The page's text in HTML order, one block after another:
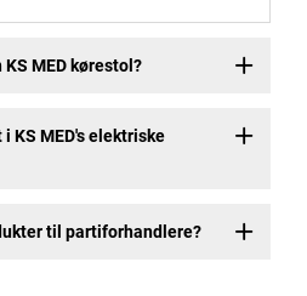
MED kørestol?
KS MED's elektriske
til partiforhandlere?